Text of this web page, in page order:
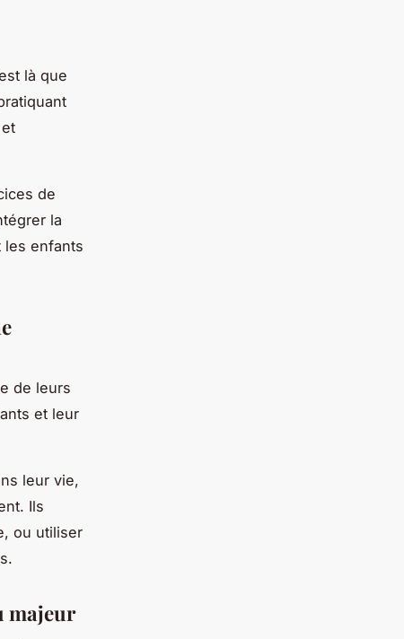
là que
de
la
les enfants
de leurs
et leur
leur vie,
Ils
ou utiliser
majeur